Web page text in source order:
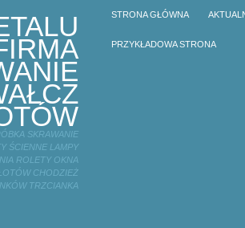
SKRAWANIE
ŚCIENNE LAMPY
ROLETY OKNA
CHODZIEŻ
TRZCIANKA
STRONA GŁÓWNA
PRZYKŁADOWA STRONA